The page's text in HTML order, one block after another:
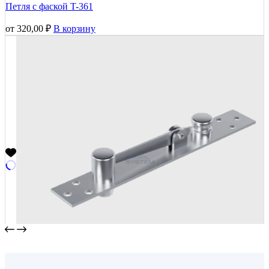
Петля с фаской T-361
от 320,00 ₽ В корзину